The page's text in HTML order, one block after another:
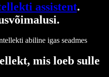
assistent.
abiline igas seadmes
mis loeb sulle